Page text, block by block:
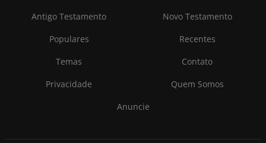
Antigo Testamento
Novo Testamento
Populares
Recentes
Temas
Contato
Privacidade
Quem Somos
Anuncie